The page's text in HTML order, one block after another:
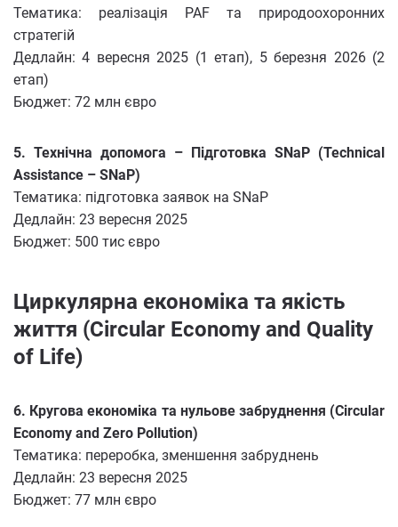
Тематика: реалізація PAF та природоохоронних
стратегій
Дедлайн: 4 вересня 2025 (1 етап), 5 березня 2026 (2
етап)
Бюджет: 72 млн євро
5. Технічна допомога – Підготовка SNaP (Technical
Assistance – SNaP)
Тематика: підготовка заявок на SNaP
Дедлайн: 23 вересня 2025
Бюджет: 500 тис євро
Циркулярна економіка та якість
життя (Circular Economy and Quality
of Life)
6. Кругова економіка та нульове забруднення (Circular
Economy and Zero Pollution)
Тематика: переробка, зменшення забруднень
Дедлайн: 23 вересня 2025
Бюджет: 77 млн євро